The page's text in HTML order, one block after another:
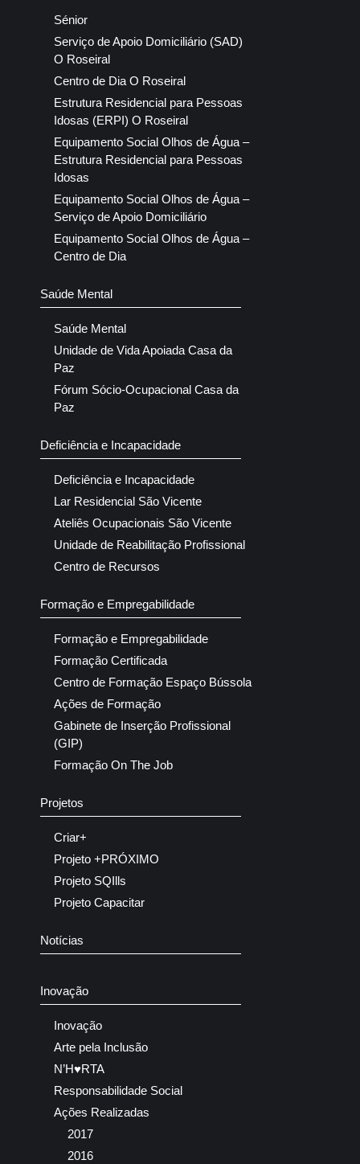
Sénior
Serviço de Apoio Domiciliário (SAD)
O Roseiral
Centro de Dia O Roseiral
Estrutura Residencial para Pessoas
Idosas (ERPI) O Roseiral
Equipamento Social Olhos de Água –
Estrutura Residencial para Pessoas
Idosas
Equipamento Social Olhos de Água –
Serviço de Apoio Domiciliário
Equipamento Social Olhos de Água –
Centro de Dia
Saúde Mental
Saúde Mental
Unidade de Vida Apoiada Casa da
Paz
Fórum Sócio-Ocupacional Casa da
Paz
Deficiência e Incapacidade
Deficiência e Incapacidade
Lar Residencial São Vicente
Ateliês Ocupacionais São Vicente
Unidade de Reabilitação Profissional
Centro de Recursos
Formação e Empregabilidade
Formação e Empregabilidade
Formação Certificada
Centro de Formação Espaço Bússola
Ações de Formação
Gabinete de Inserção Profissional
(GIP)
Formação On The Job
Projetos
Criar+
Projeto +PRÓXIMO
Projeto SQIlls
Projeto Capacitar
Notícias
Inovação
Inovação
Arte pela Inclusão
N’H♥RTA
Responsabilidade Social
Ações Realizadas
2017
2016